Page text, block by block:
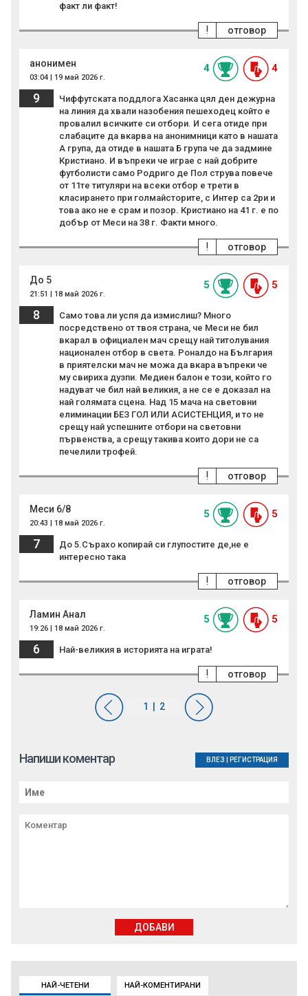
НАЙ-ЧЕТЕНИ НАЙ-КОМЕНТИРАНИ
факт ли факт!
отговор
!
анонимен
03:04 | 19 май 2026 г.
4 4
9
Чиффутската поддлога Хасанка цял ден дежурна
на линия да хвали назобения пешеходец който е
провалил всичките си отбори. И сега отиде при
слабаците да вкарва на анонимници като в нашата
А група, да отиде в нашата Б група че да задмине
Кристиано. И въпреки че играе с най добрите
футболисти само Родриго де Пол струва повече
от 11те титуляри на всеки отбор е трети в
класирането при голмайсторите, с Интер са 2ри и
това ако не е срам и позор. Кристиано на 41 г. е по
добър от Меси на 38 г. Факти много.
отговор
!
До 5
21:51 | 18 май 2026 г.
5 5
8
Само това ли успя да измислиш? Много
посредствено от твоя страна, че Меси не бил
вкарал в официален мач срещу най титолувания
национален отбор в света. Роналдо на България
в приятелски мач не можа да вкара въпреки че
му свириха дузпи. Медиен балон е този, който го
надуват че бил най великия, а не се е доказал на
най голямата сцена. Над 15 мача на световни
елиминации БЕЗ ГОЛ ИЛИ АСИСТЕНЦИЯ, и то не
срещу най успешните отбори на световни
първенства, а срещу такива които дори не са
печелили трофей.
отговор
!
Меси 6/8
20:43 | 18 май 2026 г.
5 5
7
До 5.Сърахо копирай си глупостите де,не е
интересно така
отговор
!
Ламин Анал
19:26 | 18 май 2026 г.
5 5
6 Най-великия в историята на играта!
отговор
!
Напиши коментар ВЛЕЗ РЕГИСТРАЦИЯ
ДОБАВИ